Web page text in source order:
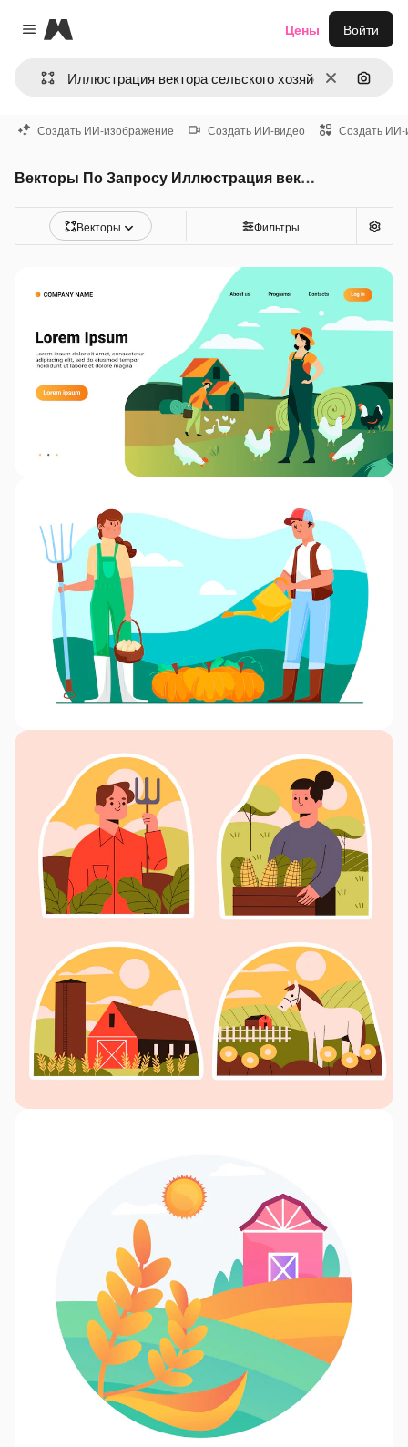
Close menu
Magnific
ОчиститьПоиск
Цены Войти
Создать ИИ-изображение Создать ИИ-видео Создать ИИ-
Векторы По Запросу Иллюстрация вектора сельского хозяйства
Векторы Фильтры